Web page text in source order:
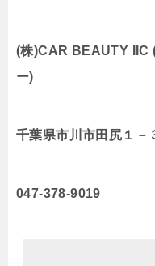
(株)CAR BEAUTY IIC
ー)
千葉県市川市田尻１－
047-378-9019